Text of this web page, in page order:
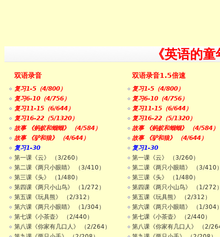
《英语的
双语录音
复习1-5（4/800）
复习6-10（4/756）
复习11-15（6/644）
复习16-22（5/1320）
故事 《蚂蚁和蝈蝈》 （4/584）
故事 《驴和狼》 （4/644）
复习1-30
第一课《云》 （3/260）
第二课《两只小眼睛》 （3/410）
第三课《头》 （1/480）
第四课《两只小山鸟》 （1/272）
第五课《玩具熊》 （2/312）
第六课《两只小眼睛》 （1/304）
第七课《小茶壶》 （2/440）
第八课《你家有几口人》 （2/264）
双语录音1.5倍速
复习1-5（4/800）
复习6-10（4/756）
复习11-15（6/644）
复习16-22（5/1320）
故事 《蚂蚁和蝈蝈》 （4/584）
故事 《驴和狼》 （4/644）
复习1-30
第一课《云》 （3/260）
第二课《两只小眼睛》 （3/410
第三课《头》 （1/480）
第四课《两只小山鸟》 （1/272
第五课《玩具熊》 （2/312）
第六课《两只小眼睛》 （1/304
第七课《小茶壶》 （2/440）
第八课《你家有几口人》 （2/